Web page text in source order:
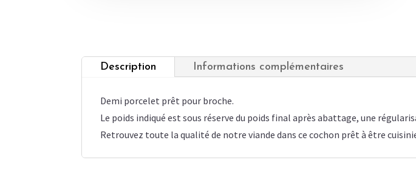
Description Informations complémentaires
Demi porcelet prêt pour broche.
Le poids indiqué est sous réserve du poids final après abattage, une
Retrouvez toute la qualité de notre viande dans ce cochon prêt à être